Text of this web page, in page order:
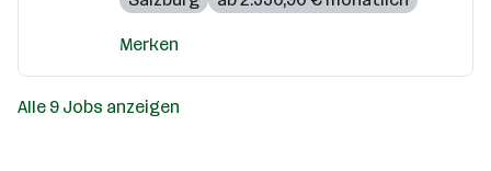
Merken
Alle 9 Jobs anzeigen